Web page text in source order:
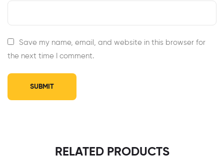
Save my name, email, and website in this browser for
the next time I comment.
RELATED PRODUCTS